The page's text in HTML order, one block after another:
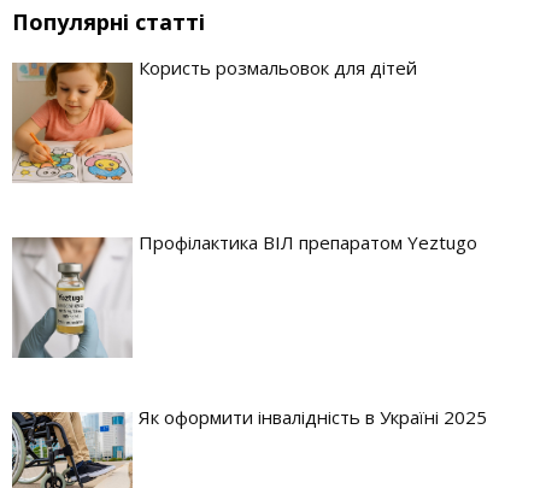
Популярні статті
Користь розмальовок для дітей
Профілактика ВІЛ препаратом Yeztugo
Як оформити інвалідність в Україні 2025